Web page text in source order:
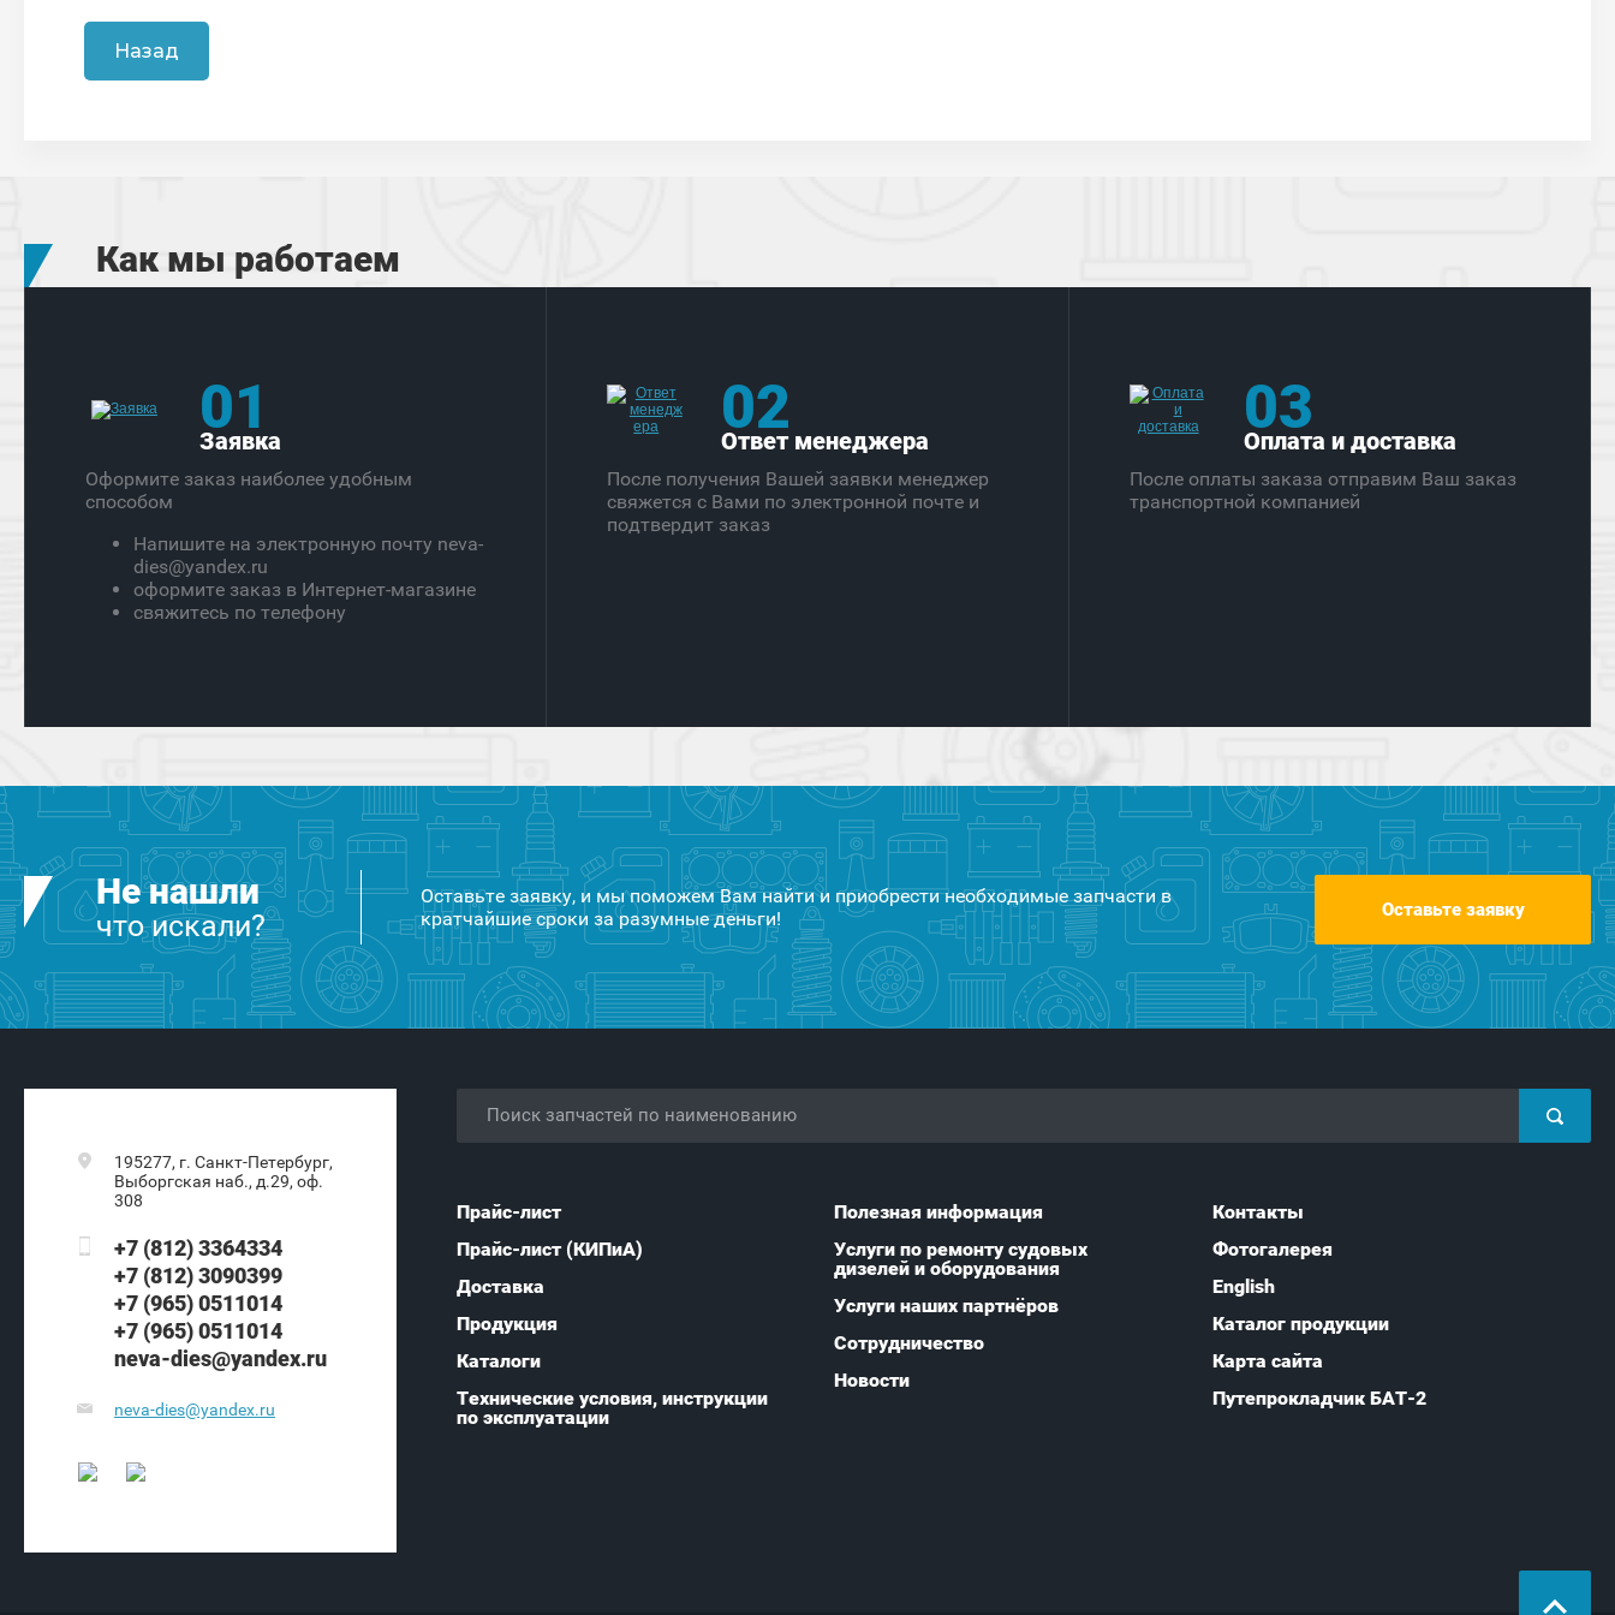
Назад
Как мы работаем
01
Заявка
Оформите заказ наиболее удобным
способом
Напишите на электронную почту neva-
dies@yandex.ru
оформите заказ в Интернет-магазине
свяжитесь по телефону
02
Ответ менеджера
После получения Вашей заявки менеджер
свяжется с Вами по электронной почте и
подтвердит заказ
03
Оплата и доставка
После оплаты заказа отправим Ваш заказ
транспортной компанией
Не нашли
что искали?
Оставьте заявку, и мы поможем Вам найти и приобрести необходимые запчасти в
кратчайшие сроки за разумные деньги!
Оставьте заявку
195277, г. Санкт-Петербург,
Выборгская наб., д.29, оф.
308
+7 (812) 3364334
+7 (812) 3090399
+7 (965) 0511014
+7 (965) 0511014
neva-dies@yandex.ru
neva-dies@yandex.ru
Прайс-лист
Прайс-лист (КИПиА)
Доставка
Продукция
Каталоги
Технические условия, инструкции
по эксплуатации
Полезная информация
Услуги по ремонту судовых
дизелей и оборудования
Услуги наших партнёров
Сотрудничество
Новости
Контакты
Фотогалерея
English
Каталог продукции
Карта сайта
Путепрокладчик БАТ-2